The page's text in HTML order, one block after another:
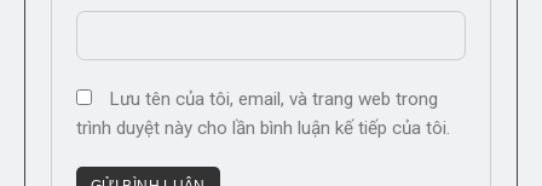
Lưu tên của tôi, email, và trang web trong
trình duyệt này cho lần bình luận kế tiếp của tôi.